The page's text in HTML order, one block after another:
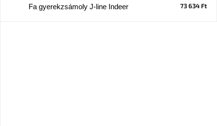
Fa gyerekzsámoly J-line Indeer 73 634 Ft